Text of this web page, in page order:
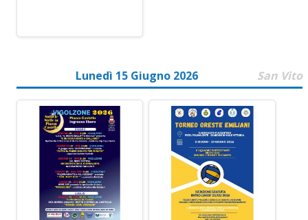
Lunedì 15 Giugno 2026 San Vito